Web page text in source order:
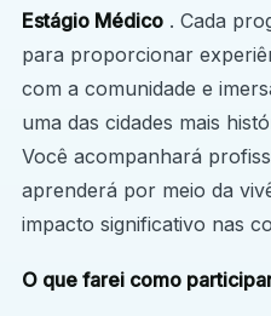
Estágio Médico . Cada
para proporcionar
com a comunidade e
uma das cidades mais
Você acompanhará
aprenderá por meio da
impacto significativo nas
O que farei como